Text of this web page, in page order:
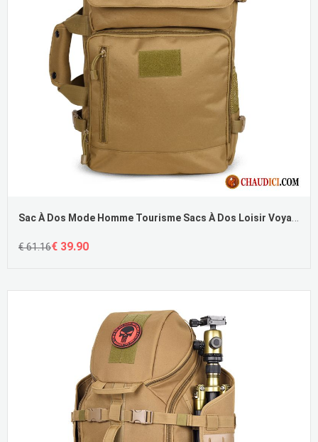
Sac À Dos Mode Homme Tourisme Sacs À Dos Loisir Voyage Femme Soldes
€ 61.16€ 39.90